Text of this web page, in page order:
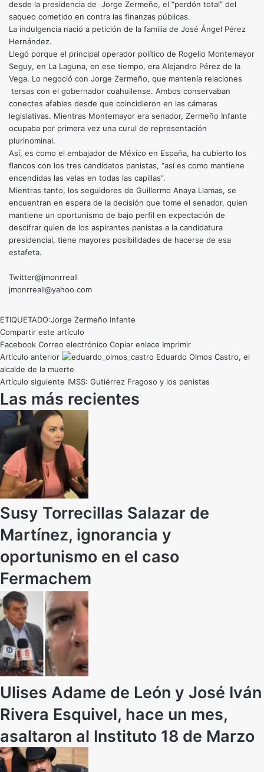
desde la presidencia de Jorge Zermeño, el “perdón total” del
saqueo cometido en contra las finanzas públicas.
La indulgencia nació a petición de la familia de José Ángel Pérez
Hernández.
Llegó porque el principal operador político de Rogelio Montemayor
Seguy, en La Laguna, en ese tiempo, era Alejandro Pérez de la
Vega. Lo negoció con Jorge Zermeño, que mantenía relaciones
tersas con el gobernador coahuilense. Ambos conservaban
conectes afables desde que coincidieron en las cámaras
legislativas. Mientras Montemayor era senador, Zermeño Infante
ocupaba por primera vez una curul de representación
plurinominal.
Así, es como el embajador de México en España, ha cubierto los
flancos con los tres candidatos panistas, “así es como mantiene
encendidas las velas en todas las capillas”.
Mientras tanto, los seguidores de Guillermo Anaya Llamas, se
encuentran en espera de la decisión que tome el senador, quien
mantiene un oportunismo de bajo perfil en expectación de
descifrar quien de los aspirantes panistas a la candidatura
presidencial, tiene mayores posibilidades de hacerse de esa
estafeta.
Twitter@jmonrreall
jmonrreall@yahoo.com
ETIQUETADO:Jorge Zermeño Infante
Compartir este artículo
Facebook Correo electrónico Copiar enlace Imprimir
Artículo anterior
Eduardo Olmos Castro, el
alcalde de la muerte
Artículo siguiente IMSS: Gutiérrez Fragoso y los panistas
Las más recientes
Susy Torrecillas Salazar de
Martínez, ignorancia y
oportunismo en el caso
Fermachem
Ulises Adame de León y José Iván
Rivera Esquivel, hace un mes,
asaltaron al Instituto 18 de Marzo